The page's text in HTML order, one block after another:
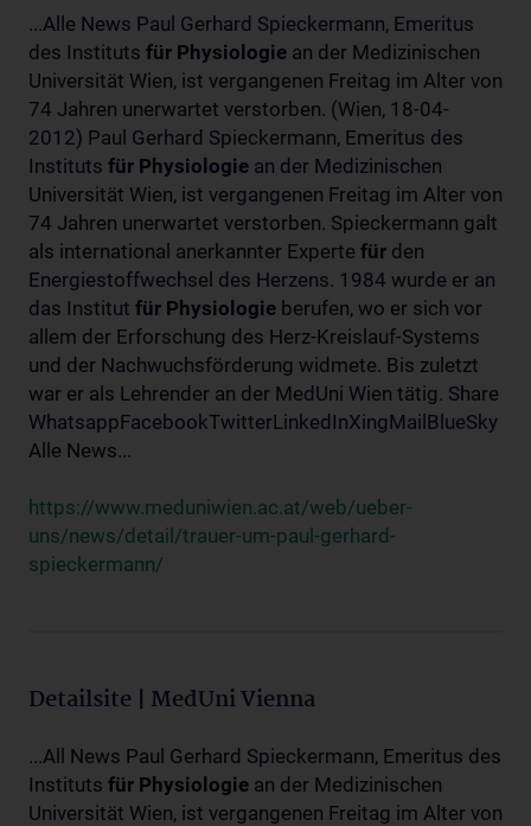
...Alle News Paul Gerhard Spieckermann, Emeritus
des Instituts für Physiologie an der Medizinischen
Universität Wien, ist vergangenen Freitag im Alter von
74 Jahren unerwartet verstorben. (Wien, 18-04-
2012) Paul Gerhard Spieckermann, Emeritus des
Instituts für Physiologie an der Medizinischen
Universität Wien, ist vergangenen Freitag im Alter von
74 Jahren unerwartet verstorben. Spieckermann galt
als international anerkannter Experte für den
Energiestoffwechsel des Herzens. 1984 wurde er an
das Institut für Physiologie berufen, wo er sich vor
allem der Erforschung des Herz-Kreislauf-Systems
und der Nachwuchsförderung widmete. Bis zuletzt
war er als Lehrender an der MedUni Wien tätig. Share
WhatsappFacebookTwitterLinkedInXingMailBlueSky
Alle News...
https://www.meduniwien.ac.at/web/ueber-
uns/news/detail/trauer-um-paul-gerhard-
spieckermann/
Detailsite | MedUni Vienna
...All News Paul Gerhard Spieckermann, Emeritus des
Instituts für Physiologie an der Medizinischen
Universität Wien, ist vergangenen Freitag im Alter von